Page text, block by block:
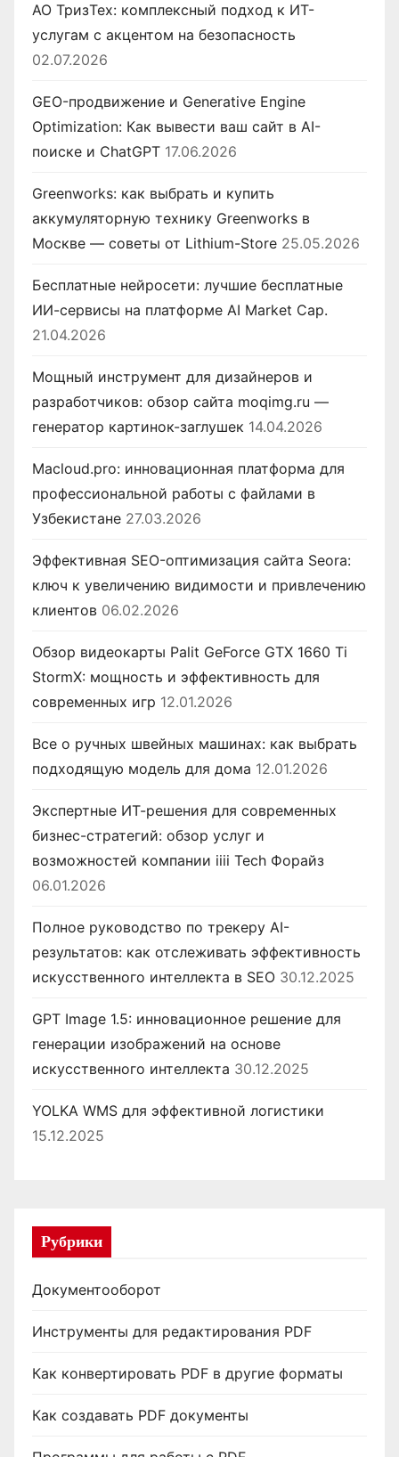
АО ТризТех: комплексный подход к ИТ-
услугам с акцентом на безопасность
02.07.2026
GEO-продвижение и Generative Engine
Optimization: Как вывести ваш сайт в AI-
поиске и ChatGPT 17.06.2026
Greenworks: как выбрать и купить
аккумуляторную технику Greenworks в
Москве — советы от Lithium-Store 25.05.2026
Бесплатные нейросети: лучшие бесплатные
ИИ-сервисы на платформе AI Market Cap.
21.04.2026
Мощный инструмент для дизайнеров и
разработчиков: обзор сайта moqimg.ru —
генератор картинок-заглушек 14.04.2026
Macloud.pro: инновационная платформа для
профессиональной работы с файлами в
Узбекистане 27.03.2026
Эффективная SEO-оптимизация сайта Seora:
ключ к увеличению видимости и привлечению
клиентов 06.02.2026
Обзор видеокарты Palit GeForce GTX 1660 Ti
StormX: мощность и эффективность для
современных игр 12.01.2026
Все о ручных швейных машинах: как выбрать
подходящую модель для дома 12.01.2026
Экспертные ИТ-решения для современных
бизнес-стратегий: обзор услуг и
возможностей компании iiii Tech Форайз
06.01.2026
Полное руководство по трекеру AI-
результатов: как отслеживать эффективность
искусственного интеллекта в SEO 30.12.2025
GPT Image 1.5: инновационное решение для
генерации изображений на основе
искусственного интеллекта 30.12.2025
YOLKA WMS для эффективной логистики
15.12.2025
Рубрики
Документооборот
Инструменты для редактирования PDF
Как конвертировать PDF в другие форматы
Как создавать PDF документы